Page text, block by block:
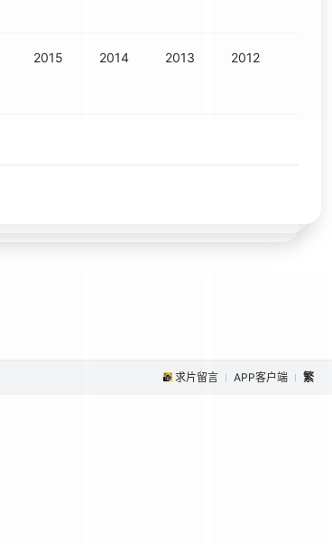
2015 2014 2013 2012
求片留言 APP客户端 繁